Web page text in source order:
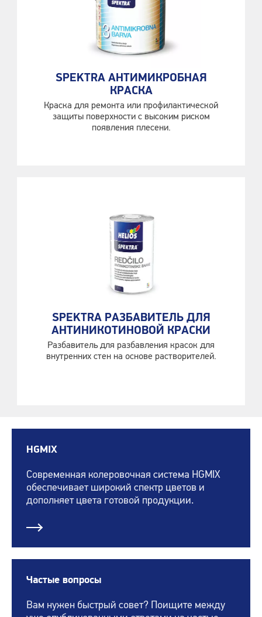
SPEKTRA АНТИМИКРОБНАЯ
КРАСКА
Краска для ремонта или профилактической
защиты поверхности с высоким риском
появления плесени.
SPEKTRA РАЗБАВИТЕЛЬ ДЛЯ
АНТИНИКОТИНОВОЙ КРАСКИ
Разбавитель для разбавления красок для
внутренних стен на основе растворителей.
HGMIX
Современная колеровочная система HGMIX
обеспечивает широкий спектр цветов и
дополняет цвета готовой продукции.
Частые вопросы
Вам нужен быстрый совет? Поищите между